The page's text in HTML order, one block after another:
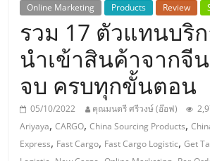
เอ
ส
เอ็
Online Marketing Products Review
รวม 17 ตัวแทนบริ
นำเข้าสินค้าจากจี
จบ ครบทุกขั้นตอน
05/10/2022 คุณมนตรี ศรีวงษ์ (อ๊อฟ)
Ariyaya,CARGO,China Sourcing Products,
Express, Fast Cargo, Fast Cargo Logistic,Get